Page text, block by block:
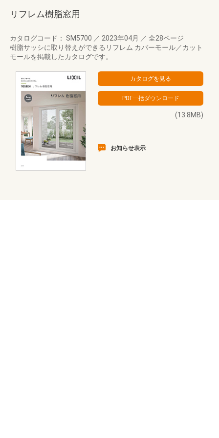
リフレム樹脂窓用
カタログコード： SM5700 ／ 2023年04月 ／ 全28ページ
樹脂サッシに取り替えができるリフレム カバーモール／カット
モールを掲載したカタログです。
(13.8MB)
お知らせ表示